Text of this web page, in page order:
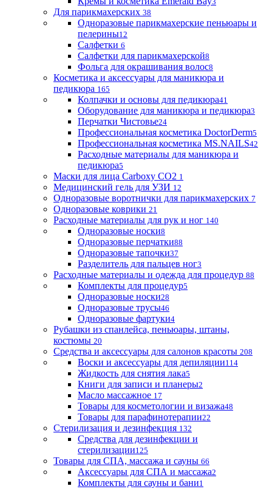
Для парикмахерских 38
Одноразовые парикмахерские пеньюары и
пелерины12
Салфетки 6
Салфетки для парикмахерской8
Фольга для окрашивания волос8
Косметика и аксессуары для маникюра и
педикюра 165
Колпачки и основы для педикюра41
Оборудование для маникюра и педикюра3
Перчатки Чистовье24
Профессиональная косметика DoctorDerm5
Профессиональная косметика MS.NAILS42
Расходные материалы для маникюра и
педикюра5
Маски для лица Carboxy CO2 1
Медицинский гель для УЗИ 12
Одноразовые воротнички для парикмахерских 7
Одноразовые коврики 21
Расходные материалы для рук и ног 140
Одноразовые носки8
Одноразовые перчатки88
Одноразовые тапочки37
Разделитель для пальцев ног3
Расходные материалы и одежда для процедур 88
Комплекты для процедур5
Одноразовые носки28
Одноразовые трусы46
Одноразовые фартуки4
Рубашки из спанлейса, пеньюары, штаны,
костюмы 20
Средства и аксессуары для салонов красоты 208
Воски и аксессуары для депиляции114
Жидкость для снятия лака5
Книги для записи и планеры2
Масло массажное 17
Товары для косметологии и визажа48
Товары для парафинотерапии22
Стерилизация и дезинфекция 132
Средства для дезинфекции и
стерилизации125
Товары для СПА, массажа и сауны 66
Аксессуары для СПА и массажа2
Комплекты для сауны и бани1